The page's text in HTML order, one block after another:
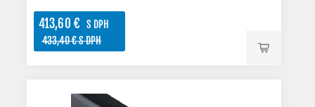
413,60 €
S DPH
433,40 € S DPH